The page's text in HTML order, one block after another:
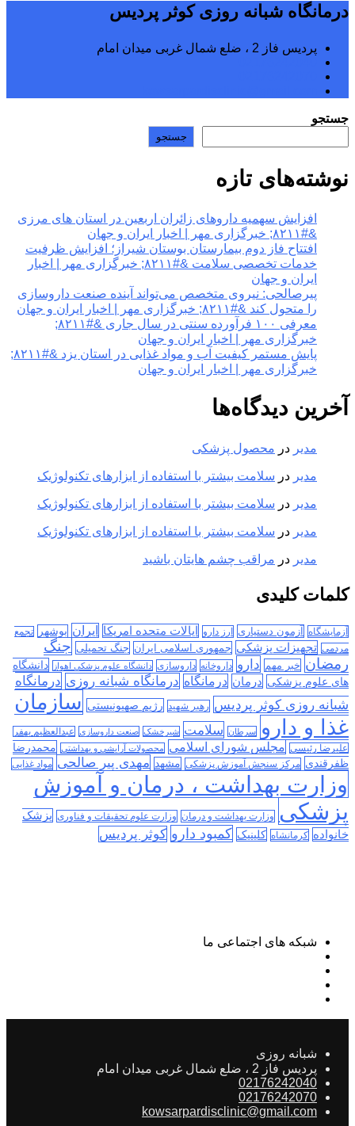
درمانگاه شبانه روزی کوثر پردیس
پردیس فاز 2 ، ضلع شمال غربی میدان امام
جستجو
جستجو
نوشته‌های تازه
افزایش سهمیه داروهای زائران اربعین در استان های مرزی
&#۸۲۱۱; خبرگزاری مهر | اخبار ایران و جهان
افتتاح فاز دوم بیمارستان بوستان شیراز؛ افزایش ظرفیت
خدمات تخصصی سلامت &#۸۲۱۱; خبرگزاری مهر | اخبار
ایران و جهان
پیرصالحی: نیروی متخصص می‌تواند آینده صنعت داروسازی
را متحول کند &#۸۲۱۱; خبرگزاری مهر | اخبار ایران و جهان
معرفی ۱۰۰ فرآورده سنتی در سال جاری &#۸۲۱۱;
خبرگزاری مهر | اخبار ایران و جهان
پایش مستمر کیفیت آب و مواد غذایی در استان یزد &#۸۲۱۱;
خبرگزاری مهر | اخبار ایران و جهان
آخرین دیدگاه‌ها
مدیر در محصول پزشکی
مدیر در سلامت بیشتر با استفاده از ابزارهای تکنولوژیک
مدیر در سلامت بیشتر با استفاده از ابزارهای تکنولوژیک
مدیر در سلامت بیشتر با استفاده از ابزارهای تکنولوژیک
مدیر در مراقب چشم هایتان باشید
کلمات کلیدی
آزمایشگاه آزمون دستیاری ارز دارو ایالات متحده امریکا ایران بوشهر
تجمع
مردمی تجهیزات پزشکی جمهوری اسلامی ایران جنگ تحمیلی جنگ
رمضان خبر مهم دارو داروخانه داروسازی دانشگاه علوم پزشکی اهواز
دانشگاه
های علوم پزشکی درمان درمانگاه درمانگاه شبانه روزی درمانگاه
شبانه روزی کوثر پردیس رهبر شهید رژیم صهیونیستی سازمان
غذا و دارو
سرطان سلامت شیرخشک صنعت داروسازی عبدالعظیم بهفر
علیرضا رئیسی مجلس شورای اسلامی محصولات آرایشی و بهداشتی محمدرضا
ظفرقندی مرکز سنجش آموزش پزشکی مشهد مهدی پیر صالحی مواد غذایی
وزارت بهداشت ، درمان و آموزش
پزشکی وزارت بهداشت و درمان وزارت علوم تحقیقات و فناوری پزشک
خانواده کرمانشاه کلینیک کمبود دارو کوثر پردیس
شبکه های اجتماعی ما
شبانه روزی
پردیس فاز 2 ، ضلع شمال غربی میدان امام
02176242040
02176242070
kowsarpardisclinic@gmail.com